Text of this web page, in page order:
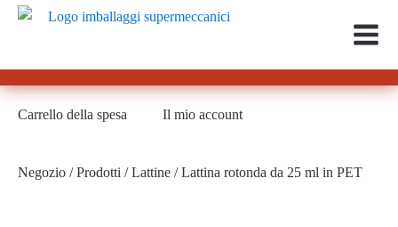
Negozio /Prodotti /Lattine / Lattina rotonda da 25 ml in PET
Carrello della spesa Il mio account